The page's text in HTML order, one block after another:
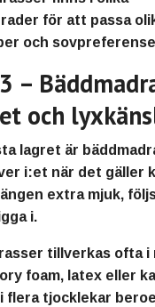
för att passa
och
–
och
lagret är
i:et när det gäller
extra mjuk,
i.
tillverkas ofta i
foam, latex eller
flera tjocklekar